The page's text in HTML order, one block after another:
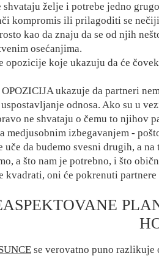
shvataju želje i potrebe jedno
kompromis ili prilagoditi se
kao da znaju da se od njih
osećanjima.
opozicije koje ukazuju da će
ukazuje da partneri
odnosa. Ako su u
ne shvataju o čemu to njihov
medjusobnim izbegavanjem -
uče da budemo svesni drugih, a
a što nam je potrebno, i što
kvadrati, oni će pokrenuti partnere
se verovatno puno razlikuje